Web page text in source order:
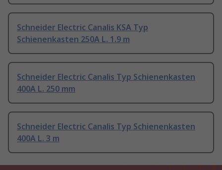
Schneider Electric Canalis KSA Typ
Schienenkasten 250A L. 1.9 m
Schneider Electric Canalis Typ Schienenkasten
400A L. 250 mm
Schneider Electric Canalis Typ Schienenkasten
400A L. 3 m